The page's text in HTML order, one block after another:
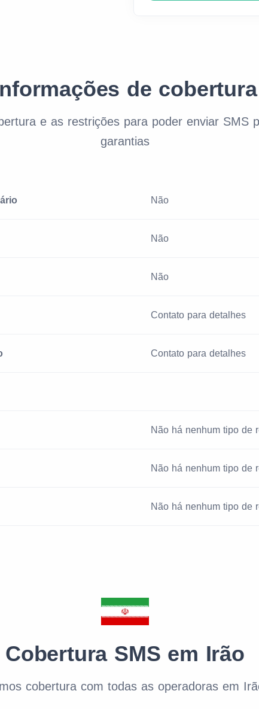
de cobertura
e as restrições para poder enviar SMS
garantias
Não
Não
Não
Contato para detalhes
Contato para detalhes
Não há nenhum tipo de
Não há nenhum tipo de
Não há nenhum tipo de
Cobertura SMS em Irão
cobertura com todas as operadoras em